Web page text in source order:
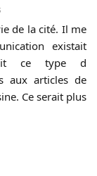
de la cité. Il me
existait
ce type d
aux articles de
Ce serait plus